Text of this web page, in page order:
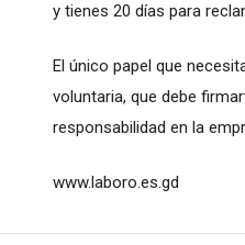
y tienes 20 días para
El único papel que
voluntaria, que debe
responsabilidad en la
www.laboro.es.gd